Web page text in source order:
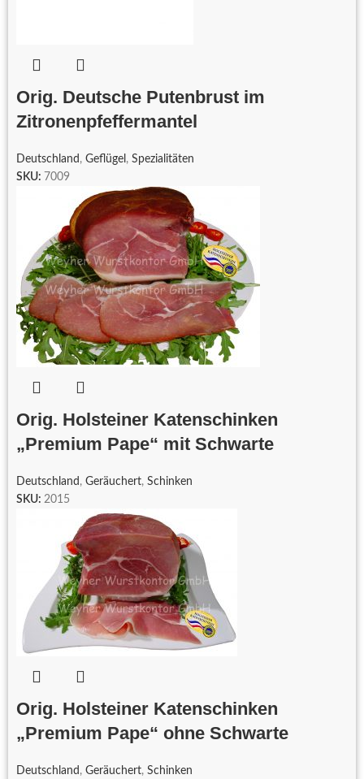
Orig. Deutsche Putenbrust im
Zitronenpfeffermantel
Deutschland , Geflügel , Spezialitäten
SKU: 7009
Orig. Holsteiner Katenschinken
„Premium Pape“ mit Schwarte
Deutschland , Geräuchert, Schinken
SKU: 2015
Orig. Holsteiner Katenschinken
„Premium Pape“ ohne Schwarte
Deutschland , Geräuchert, Schinken